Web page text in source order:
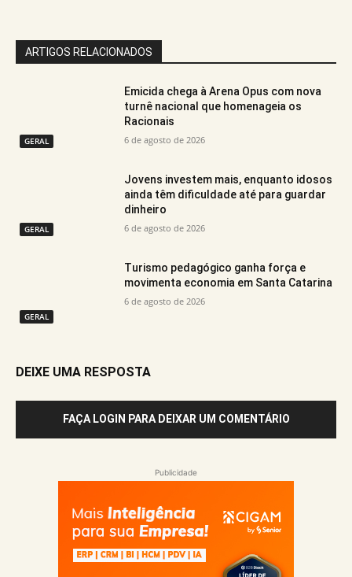
ARTIGOS RELACIONADOS
GERAL
Emicida chega à Arena Opus com nova
turnê nacional que homenageia os
Racionais
6 de agosto de 2026
GERAL
Jovens investem mais, enquanto idosos
ainda têm dificuldade até para guardar
dinheiro
6 de agosto de 2026
GERAL
Turismo pedagógico ganha força e
movimenta economia em Santa Catarina
6 de agosto de 2026
DEIXE UMA RESPOSTA
FAÇA LOGIN PARA DEIXAR UM COMENTÁRIO
Publicidade